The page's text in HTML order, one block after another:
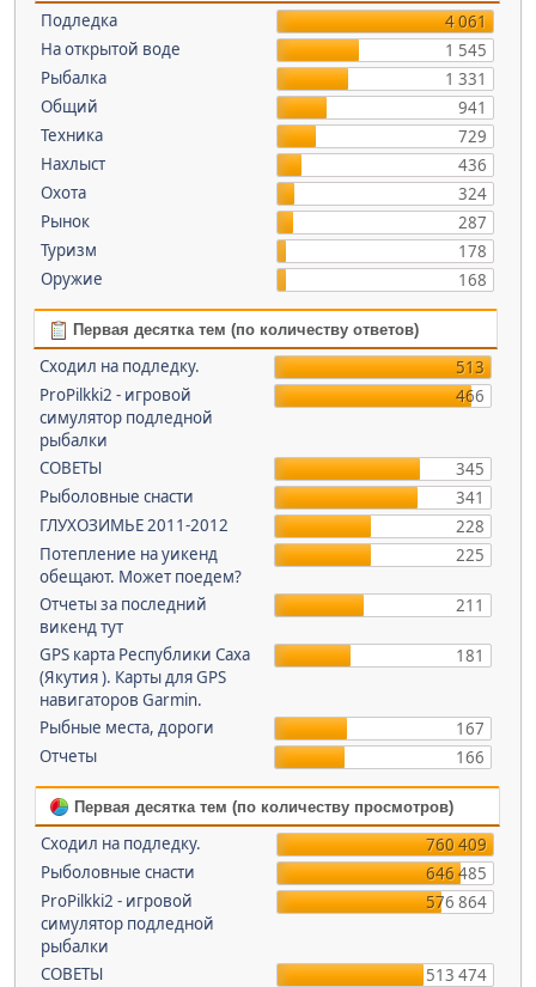
Подледка
4 061
На открытой воде
1 545
Рыбалка
1 331
Общий
941
Техника
729
Нахлыст
436
Охота
324
Рынок
287
Туризм
178
Оружие
168
Первая десятка тем (по количеству ответов)
Сходил на подледку.
513
ProPilkki2 - игровой
симулятор подледной
рыбалки
466
СОВЕТЫ
345
Рыболовные снасти
341
ГЛУХОЗИМЬЕ 2011-2012
228
Потепление на уикенд
обещают. Может поедем?
225
Отчеты за последний
викенд тут
211
GPS карта Республики Саха
(Якутия ). Карты для GPS
навигаторов Garmin.
181
Рыбные места, дороги
167
Отчеты
166
Первая десятка тем (по количеству просмотров)
Сходил на подледку.
760 409
Рыболовные снасти
646 485
ProPilkki2 - игровой
симулятор подледной
рыбалки
576 864
СОВЕТЫ
513 474